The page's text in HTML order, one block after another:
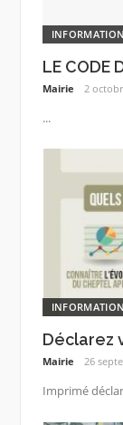
INFORMATION
LE CODE
Mairie 2
...
INFORMATION
Déclarez
Mairie 26
Imprimé